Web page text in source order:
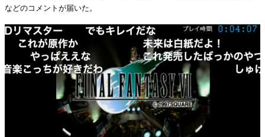
などのコメントが届いた。